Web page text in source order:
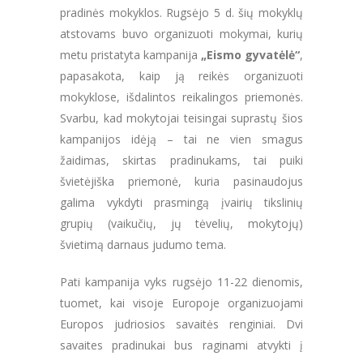
pradinės mokyklos. Rugsėjo 5 d. šių mokyklų
atstovams buvo organizuoti mokymai, kurių
metu pristatyta kampanija „Eismo gyvatėlė“,
papasakota, kaip ją reikės organizuoti
mokyklose, išdalintos reikalingos priemonės.
Svarbu, kad mokytojai teisingai suprastų šios
kampanijos idėją – tai ne vien smagus
žaidimas, skirtas pradinukams, tai puiki
švietėjiška priemonė, kuria pasinaudojus
galima vykdyti prasmingą įvairių tikslinių
grupių (vaikučių, jų tėvelių, mokytojų)
švietimą darnaus judumo tema.
Pati kampanija vyks rugsėjo 11-22 dienomis,
tuomet, kai visoje Europoje organizuojami
Europos judriosios savaitės renginiai. Dvi
savaites pradinukai bus raginami atvykti į